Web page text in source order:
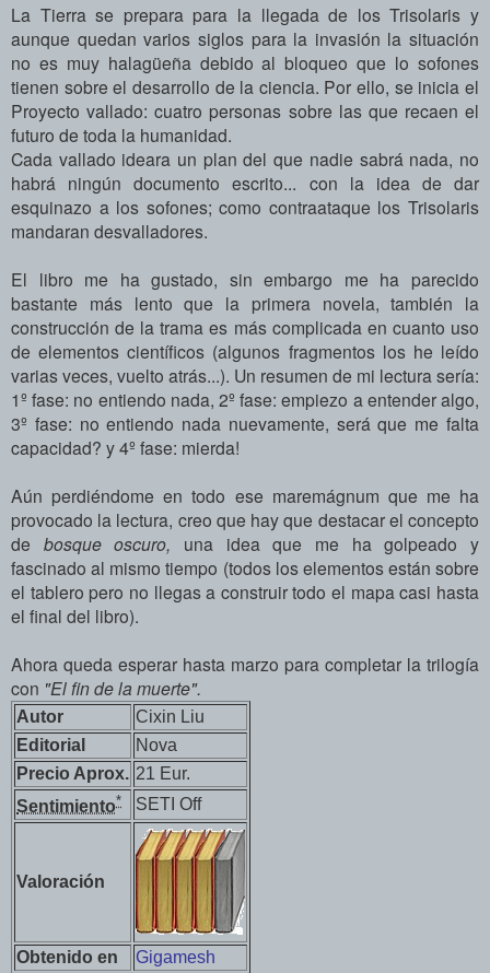
La Tierra se prepara para la llegada de los Trisolaris y
aunque quedan varios siglos para la invasión la situación
no es muy halagüeña debido al bloqueo que lo sofones
tienen sobre el desarrollo de la ciencia. Por ello, se inicia el
Proyecto vallado: cuatro personas sobre las que recaen el
futuro de toda la humanidad.
Cada vallado ideara un plan del que nadie sabrá nada, no
habrá ningún documento escrito... con la idea de dar
esquinazo a los sofones; como contraataque los Trisolaris
mandaran desvalladores.
El libro me ha gustado, sin embargo me ha parecido
bastante más lento que la primera novela, también la
construcción de la trama es más complicada en cuanto uso
de elementos científicos (algunos fragmentos los he leído
varias veces, vuelto atrás...). Un resumen de mi lectura sería:
1º fase: no entiendo nada, 2º fase: empiezo a entender algo,
3º fase: no entiendo nada nuevamente, será que me falta
capacidad? y 4º fase: mierda!
Aún perdiéndome en todo ese maremágnum que me ha
provocado la lectura, creo que hay que destacar el concepto
de bosque oscuro, una idea que me ha golpeado y
fascinado al mismo tiempo (todos los elementos están sobre
el tablero pero no llegas a construir todo el mapa casi hasta
el final del libro).
Ahora queda esperar hasta marzo para completar la trilogía
con "El fin de la muerte".
Autor
Cixin Liu
Editorial
Nova
Precio Aprox. 21 Eur.
Sentimiento* SETI Off
Valoración
Obtenido en Gigamesh